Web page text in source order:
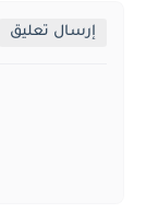
إرسال تعليق